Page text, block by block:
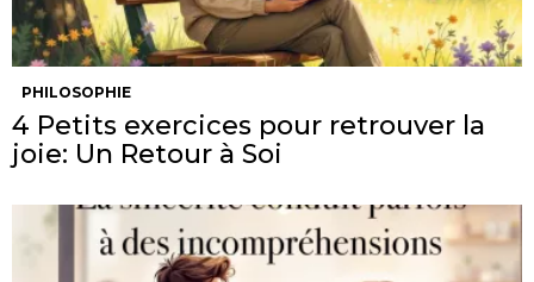
PHILOSOPHIE
4 Petits exercices pour retrouver la
joie: Un Retour à Soi